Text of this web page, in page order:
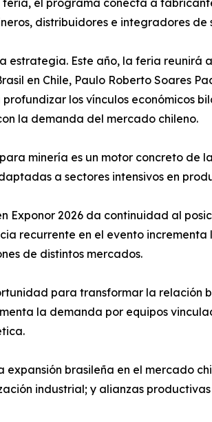
feria, el programa conecta a
distribuidores e integradores de
Este año, la feria reunirá a
en Chile, Paulo Roberto Soares
los vínculos económicos
la demanda del mercado chileno.
minería es un motor concreto de
a sectores intensivos en
Exponor 2026 da continuidad al
recurrente en el evento
de distintos mercados.
para transformar la relación
la demanda por equipos
brasileña en el mercado
industrial; y alianzas